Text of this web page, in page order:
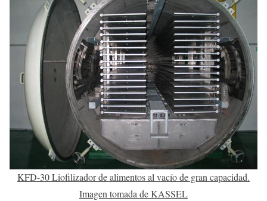
KFD-30 Liofilizador de alimentos al vacío de gran capacidad.
Imagen tomada de KASSEL